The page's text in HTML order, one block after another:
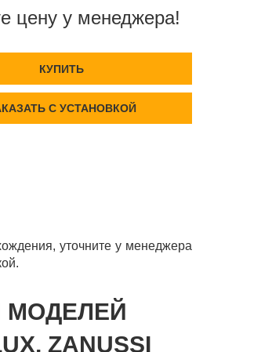
цену у менеджера!
КУПИТЬ
С УСТАНОВКОЙ
уточните у менеджера
МОДЕЛЕЙ
ZANUSSI